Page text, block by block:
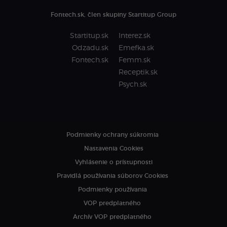
Fontech.sk, člen skupiny Startitup Group
Startitup.sk
Odzadu.sk
Fontech.sk
Interez.sk
Emefka.sk
Femm.sk
Receptik.sk
Psych.sk
Podmienky ochrany súkromia
Nastavenia Cookies
Vyhlásenie o prístupnosti
Pravidlá používania súborov Cookies
Podmienky používania
VOP predplatného
Archív VOP predplatného